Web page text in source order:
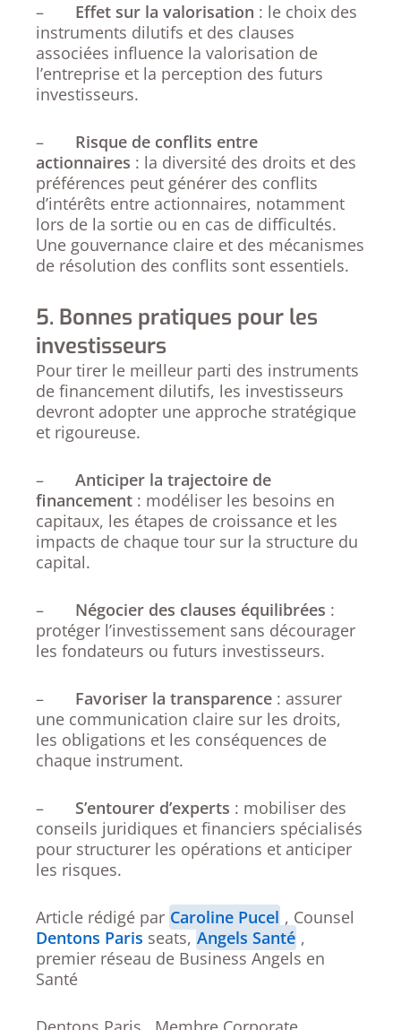
– Effet sur la valorisation : le choix des
instruments dilutifs et des clauses
associées influence la valorisation de
l’entreprise et la perception des futurs
investisseurs.
– Risque de conflits entre
actionnaires : la diversité des droits et des
préférences peut générer des conflits
d’intérêts entre actionnaires, notamment
lors de la sortie ou en cas de difficultés.
Une gouvernance claire et des mécanismes
de résolution des conflits sont essentiels.
5. Bonnes pratiques pour les
investisseurs
Pour tirer le meilleur parti des instruments
de financement dilutifs, les investisseurs
devront adopter une approche stratégique
et rigoureuse.
– Anticiper la trajectoire de
financement : modéliser les besoins en
capitaux, les étapes de croissance et les
impacts de chaque tour sur la structure du
capital.
– Négocier des clauses équilibrées :
protéger l’investissement sans décourager
les fondateurs ou futurs investisseurs.
– Favoriser la transparence : assurer
une communication claire sur les droits,
les obligations et les conséquences de
chaque instrument.
– S’entourer d’experts : mobiliser des
conseils juridiques et financiers spécialisés
pour structurer les opérations et anticiper
les risques.
Article rédigé par Caroline Pucel , Counsel
Dentons Paris seats, Angels Santé ,
premier réseau de Business Angels en
Santé